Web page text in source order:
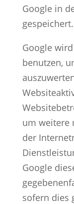
Google in
gespeichert.
Google
benutzen,
um weitere
der
Google
sofern dies